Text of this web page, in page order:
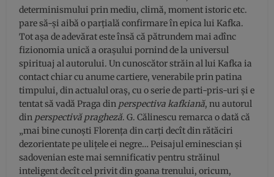
determinismului prin mediu, climă, moment istoric etc.
pare să-și aibă o parțială confirmare în epica lui Kafka.
Tot așa de adevărat este însă că pătrundem mai adînc
fizionomia unică a orașului pornind de la universul
spirituaj al autorului. Un cunoscător străin al lui Kafka ia
contact chiar cu anume cartiere, venerabile prin patina
timpului, din actualul oraș, cu o serie de parti-pris-uri și e
tentat să vadă Praga din perspectiva kafkiană, nu autorul
din perspectivă pragheză. G. Călinescu remarca o dată că
„mai bine cunoști Florența din carți decît din rătăciri
dezorientate pe ulițele ei negre… Peisajul eminescian și
sadovenian este mai semnificativ pentru străinul
inteligent decît cel privit din goana trenului, oricum,